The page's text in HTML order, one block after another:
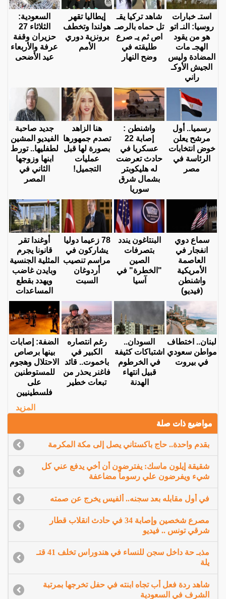
استـ خبارات
روسيا: النـ اتو
هو من يقود
الهجـ مات
المضادة وليس
الجيش الأوكـ
راني
شاهد تركيا يقـ
تل حماه بالرصـ
اص ثم يـ صرع
طليقته في
وضح النهار
إيطاليا تقهر
هولندا وتخطف
برونزية دوري
الأمم
السعودية:
الثلاثاء 27
حزيران وقفة
عرفة والأربعاء
عيد الأضحى
رسميا.. أول
مرشح يعلن
خوض انتخابات
الرئاسة في
مصر
واشنطن :
إصابة 22
عسكريا في
حادث تعرضت
له هليكوبتر
بشمال شرق
سوريا
هنا الزاهد
تصدم جمهورها
بصورة لها قبل
عمليات
التجميل!
جديد صاحبة
الفيديو المشين
لطفليها.. تورط
ابنها وزوجها
الثاني في
المصر
سماع دوي
انفجار في
العاصمة
الأمريكية
واشنطن
(فيديو)
البنتاغون يندد
بتصرفات
الصين
"الخطرة" في
آسيا
78 زعيما دوليا
يشاركون في
مراسم تنصيب
أردوغان
السبت
أوغندا تقر
قانونا يجرم
المثلية الجنسية
وبايدن غاضب
ويهدد بقطع
المساعدات
لبنان.. اختطاف
مواطن سعودي
في بيروت
السودان..
اشتباكات كثيفة
في الخرطوم
قبيل انتهاء
الهدنة
رغم انتصاره
الكبير في
باخموت.. قائد
فاغنر يحذر من
تبعات خطير
الضفة: إصابات
بينها برصاص
الاحتلال وهجوم
للمستوطنين
على
فلسطينيين
المزيد
مواضيع ذات صلة
بقدم واحدة.. حاج باكستاني يصل إلى مكة المكرمة
شقيقة إيلون ماسك: يفترضون أن أخي يدفع عني كل
شيء ويفرضون علي رسوماً مضاعفة
في أول مقابله بعد سجنه.. ألفيس يخرج عن صمته
مصرع شخصين وإصابة 34 في حادث انقلاب قطار
شرقي تونس .. فيديو
مذبـ حة داخل سجن للنساء في هندوراس تخلف 41 قتـ
يلة
شاهد ردة فعل أب تجاه ابنته في حفل تخرجها بمرتبة
الشرف في السعودية